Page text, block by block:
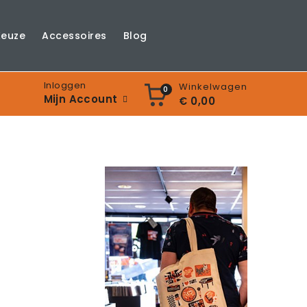
Accessoires Blog
0 Winkelwagen
€ 0,00
Inloggen
Mijn Account